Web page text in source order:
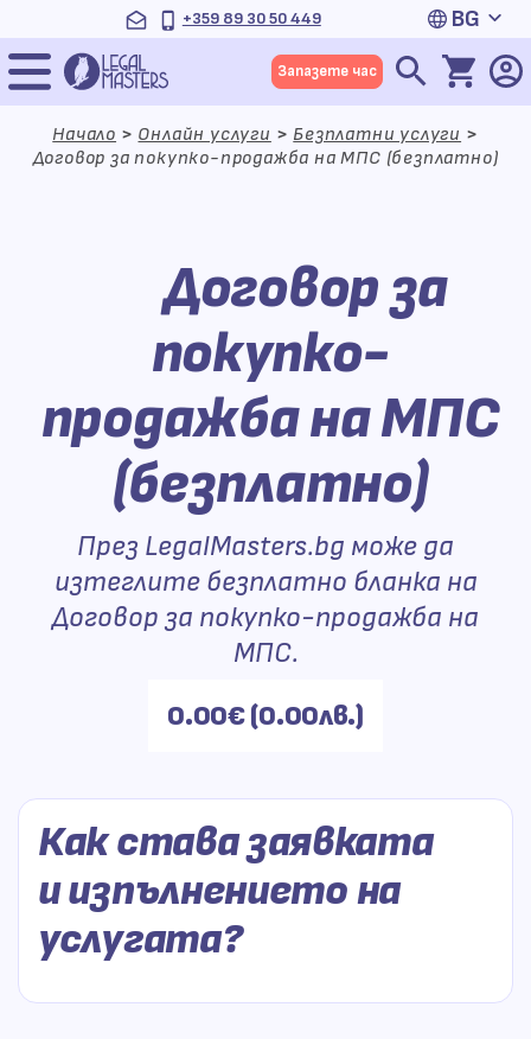
към
съдържанието
+359 89 30 50 449 BG
Меню
Запазете час
Начало > Онлайн услуги > Безплатни услуги >
Договор за покупко-продажба на МПС (безплатно)
Договор за
покупко-
продажба на МПС
(безплатно)
През LegalMasters.bg може да
изтеглите безплатно бланка на
Договор за покупко-продажба на
МПС.
0.00€(0.00лв.)
Как става заявката
и изпълнението на
услугата?